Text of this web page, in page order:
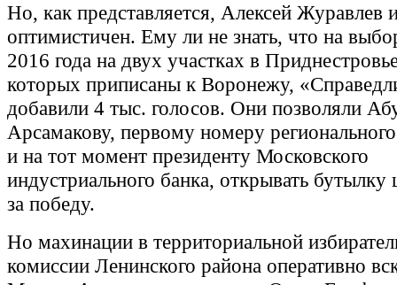
Но, как представляется, Алексей Журавлев
оптимистичен. Ему ли не знать, что на
2016 года на двух участках в
которых приписаны к Воронежу,
добавили 4 тыс. голосов. Они позволяли
Арсамакову, первому номеру
и на тот момент президенту Московского
индустриального банка, открывать бутылку
за победу.
Но махинации в территориальной
комиссии Ленинского района оперативно